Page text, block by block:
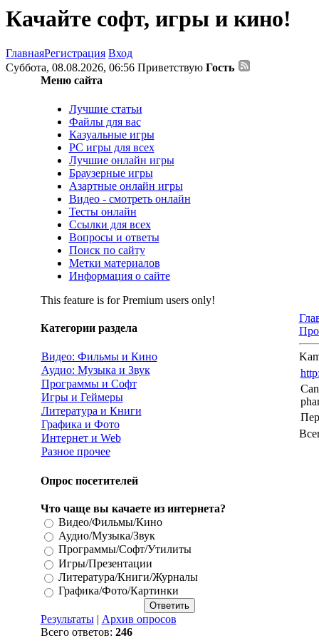
Качайте софт, игры и кино!
ГлавнаяРегистрация Вход
Суббота, 08.08.2026, 06:56 Приветствую Гость
Меню сайта
Лучшие статьи
Файлы для вас
Казуальные игры
PC игры для всех
Лучшие онлайн игры
Браузерные игры
Азартные онлайн игры
Видео - смотреть онлайн
Тесты онлайн
Ссылки для всех
Вопросы и ответы
Поиск по сайту
Метки материалов
Информация о сайте
This feature is for Premium users only!
Категории раздела
Видео: Фильмы и Кино
Аудио: Музыка и Звук
Программы и Софт
Игры и Геймеры
Литература и Книги
Графика и Фото
Интернет и Web
Разное прочее
Опрос посетителей
Что чаще вы качаете из интернета?
Видео/Фильмы/Кино
Аудио/Музыка/Звук
Программы/Софт/Утилиты
Игры/Презентации
Литература/Книги/Журналы
Графика/Фото/Картинки
Результаты| Архив опросов
Всего ответов: 246